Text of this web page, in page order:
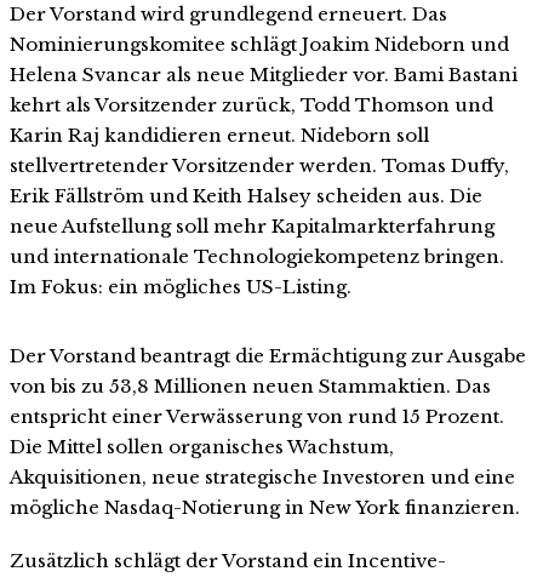
Der Vorstand wird grundlegend erneuert. Das
Nominierungskomitee schlägt Joakim Nideborn und
Helena Svancar als neue Mitglieder vor. Bami Bastani
kehrt als Vorsitzender zurück, Todd Thomson und
Karin Raj kandidieren erneut. Nideborn soll
stellvertretender Vorsitzender werden. Tomas Duffy,
Erik Fällström und Keith Halsey scheiden aus. Die
neue Aufstellung soll mehr Kapitalmarkterfahrung
und internationale Technologiekompetenz bringen.
Im Fokus: ein mögliches US-Listing.
Der Vorstand beantragt die Ermächtigung zur Ausgabe
von bis zu 53,8 Millionen neuen Stammaktien. Das
entspricht einer Verwässerung von rund 15 Prozent.
Die Mittel sollen organisches Wachstum,
Akquisitionen, neue strategische Investoren und eine
mögliche Nasdaq-Notierung in New York finanzieren.
Zusätzlich schlägt der Vorstand ein Incentive-